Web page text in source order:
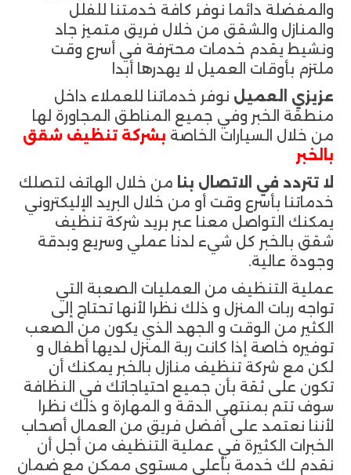
والمفضلة دائما نوفر كافة خدمتنا للفلل
والمنازل والشقق من خلال فريق متميز جاد
ونشيط يقدم خدمات محترفة في أسرع وقت
ملتزم بأوقات العميل لا يهدرها أبدا
عزيزي العميل نوفر خدماتنا للعملاء داخل
منطقة الخبر وفي جميع المناطق المجاورة لها
من خلال السيارات الخاصة بشركة تنظيف شقق
بالخبر
لا تتردد في الاتصال بنا من خلال الهاتف لتصلك
خدماتنا بأسرع وقت أو من خلال البريد الإليكتروني
يمكنك التواصل معنا عبر بريد شركة تنظيف
شقق بالخبر كل شيء لدنا عملي وسريع وبدقة
وجودة عالية.
عملية التنظيف من العمليات الصعبة التي
تواجه ربات المنزل و ذلك نظرا لأنها تحتاج إلى
الكثير من الوقت و الجهد الذي يكون من الصعب
توفيره خاصة إذا كانت ربة المنزل لديها أطفال و
لكن مع شركة تنظيف منازل بالخبر يمكنك أن
تكون على ثقة بأن جميع احتياجاتك في النظافة
سوف تتم بمنتهى الدقة و المهارة و ذلك نظرا
لأننا نعتمد على أفضل فريق من العمال أصحاب
الخبرات الكثيرة في عملية التنظيف من أجل أن
نقدم لك خدمة بأعلى مستوى ممكن مع ضمان